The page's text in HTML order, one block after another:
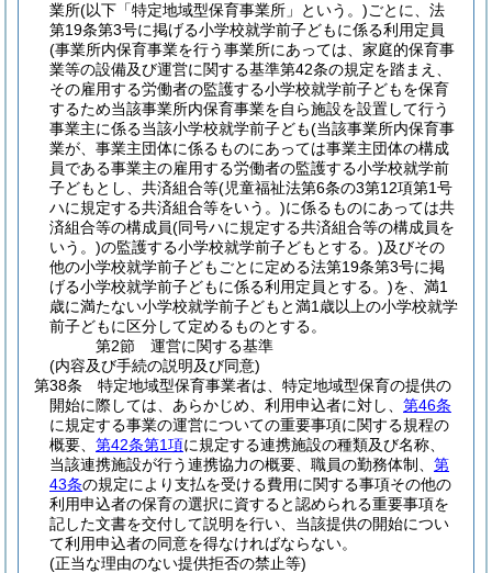
業所(以下「特定地域型保育事業所」という。)ごとに、法
第19条第3号に掲げる小学校就学前子どもに係る利用定員
(事業所内保育事業を行う事業所にあっては、家庭的保育事
業等の設備及び運営に関する基準第42条の規定を踏まえ、
その雇用する労働者の監護する小学校就学前子どもを保育
するため当該事業所内保育事業を自ら施設を設置して行う
事業主に係る当該小学校就学前子ども(当該事業所内保育事
業が、事業主団体に係るものにあっては事業主団体の構成
員である事業主の雇用する労働者の監護する小学校就学前
子どもとし、共済組合等(児童福祉法第6条の3第12項第1号
ハに規定する共済組合等をいう。)に係るものにあっては共
済組合等の構成員(同号ハに規定する共済組合等の構成員を
いう。)の監護する小学校就学前子どもとする。)及びその
他の小学校就学前子どもごとに定める法第19条第3号に掲
げる小学校就学前子どもに係る利用定員とする。)を、満1
歳に満たない小学校就学前子どもと満1歳以上の小学校就学
前子どもに区分して定めるものとする。
第2節
運営に関する基準
(内容及び手続の説明及び同意)
第38条
特定地域型保育事業者は、特定地域型保育の提供の
開始に際しては、あらかじめ、利用申込者に対し、 第46条
に規定する事業の運営についての重要事項に関する規程の
概要、 第42条第1項に規定する連携施設の種類及び名称、
当該連携施設が行う連携協力の概要、職員の勤務体制、 第
43条の規定により支払を受ける費用に関する事項その他の
利用申込者の保育の選択に資すると認められる重要事項を
記した文書を交付して説明を行い、当該提供の開始につい
て利用申込者の同意を得なければならない。
(正当な理由のない提供拒否の禁止等)